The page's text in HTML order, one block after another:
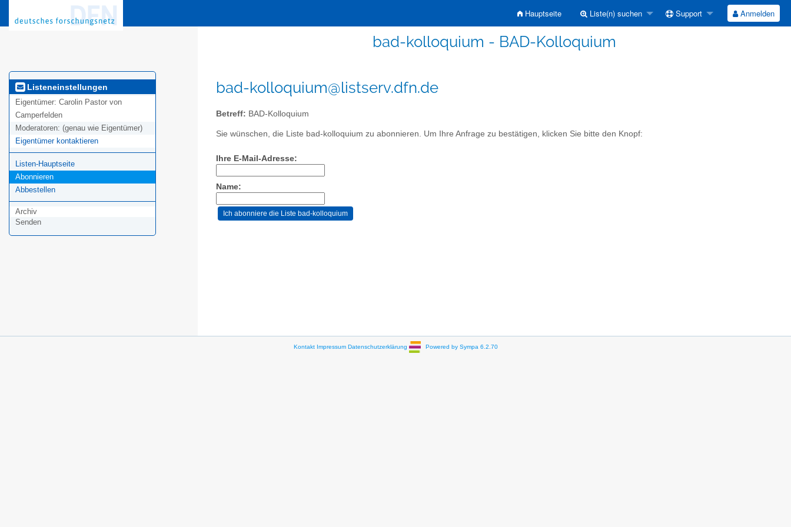
Hauptseite Liste(n) suchen Support Anmelden
bad-kolloquium - BAD-Kolloquium
Listeneinstellungen
Eigentümer: Carolin Pastor von
Camperfelden
Moderatoren: (genau wie Eigentümer)
Eigentümer kontaktieren
Listen-Hauptseite
Abonnieren
Abbestellen
Archiv
Senden
bad-kolloquium@listserv.dfn.de
Betreff: BAD-Kolloquium
Sie wünschen, die Liste bad-kolloquium zu abonnieren. Um Ihre Anfrage zu bestätigen, klicken Sie bitte den Knopf:
Ihre E-Mail-Adresse:
Name:
Kontakt Impressum Datenschutzerklärung Powered by Sympa 6.2.70